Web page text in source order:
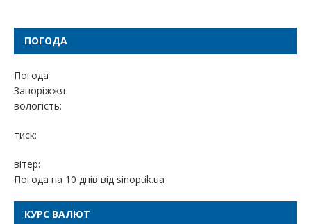
ПОГОДА
Погода
Запоріжжя
вологість:
тиск:
вітер:
Погода на 10 днів від sinoptik.ua
КУРС ВАЛЮТ